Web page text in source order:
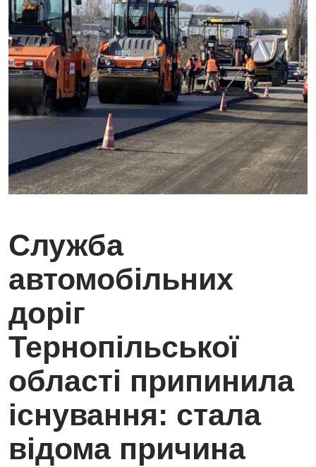
Служба
автомобільних
доріг
Тернопільської
області припинила
існування: стала
відома причина